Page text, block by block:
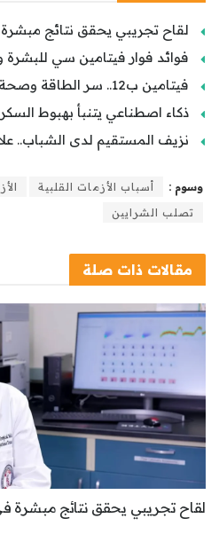
لقاح تجريبي يحقق نتائج مبشرة
فوائد فوار فيتامين سي
فيتامين ب12.. سر الطاقة وصحة الأعصاب
ذكاء اصطناعي يتنبأ بهبوط السكر قبل
نزيف المستقيم لدى الشباب..
وسوم : أسباب الأزمات القلبية
تصلب الشرايين
مقالات ذات صلة
لقاح تجريبي يحقق نتائج مبشرة